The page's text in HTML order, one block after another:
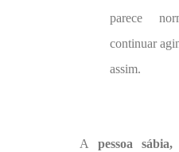
parece
continuar
assim.
A pessoa sábia,